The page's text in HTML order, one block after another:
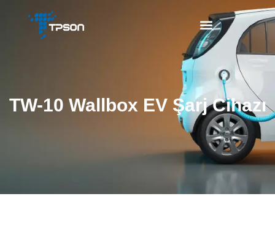
TW-10 Wallbox EV Şarj Cihazı